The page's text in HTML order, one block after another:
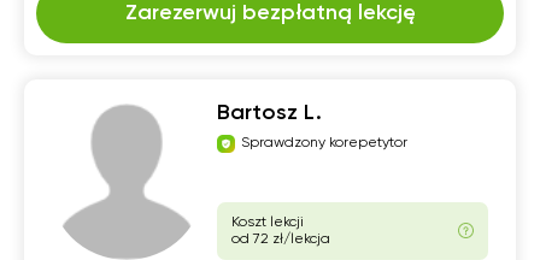
Zarezerwuj bezpłatną lekcję
Bartosz L.
Sprawdzony korepetytor
Koszt lekcji
od 72 zł/lekcja